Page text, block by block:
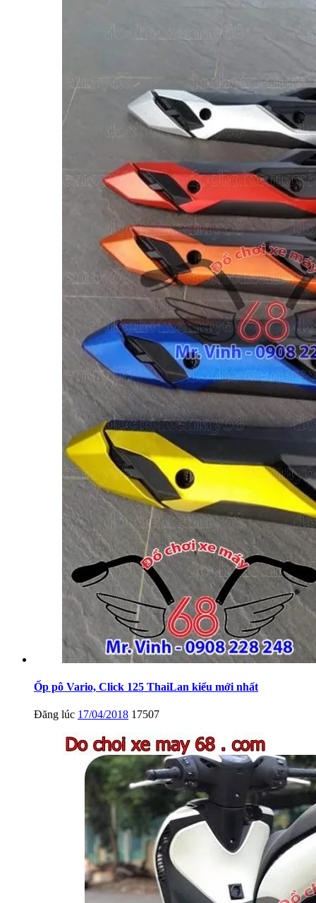
Ốp pô Vario, Click 125 ThaiLan kiểu mới nhất
Đăng lúc 17/04/2018 17507